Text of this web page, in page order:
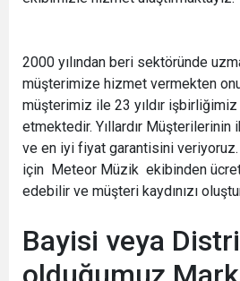
2000 yılından beri sektöründe
müşterimize hizmet vermekten
müşterimiz ile 23 yıldır
etmektedir. Yıllardır Müşterilerinin
ve en iyi fiyat garantisini veriyoruz.
için Meteor Müzik ekibinden
edebilir ve müşteri kaydınızı
Bayisi veya